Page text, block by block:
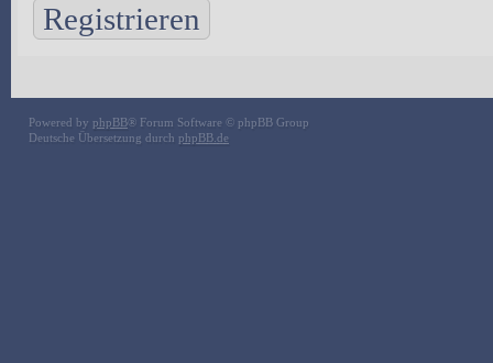
Registrieren
Powered by phpBB® Forum Software © phpBB Group
Deutsche Übersetzung durch phpBB.de